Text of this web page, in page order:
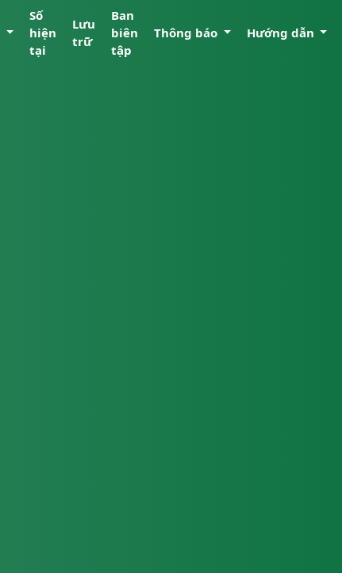
Số
hiện
tại
Lưu
trữ
Ban
biên
tập
Thông báo Hướng dẫn